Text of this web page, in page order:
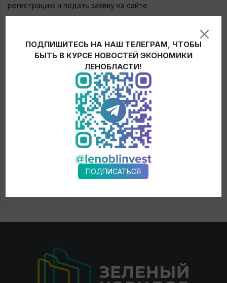
регистрацию и подать заявку на сайте
производительность.рф.
← Новости
ПОДПИШИТЕСЬ НА НАШ ТЕЛЕГРАМ, ЧТОБЫ
БЫТЬ В КУРСЕ НОВОСТЕЙ ЭКОНОМИКИ
ЛЕНОБЛАСТИ!
ПОДПИСАТЬСЯ